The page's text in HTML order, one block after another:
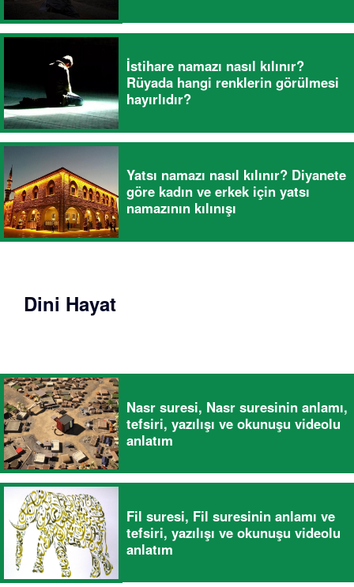
İstihare namazı nasıl kılınır?
Rüyada hangi renklerin görülmesi
hayırlıdır?
Yatsı namazı nasıl kılınır? Diyanete
göre kadın ve erkek için yatsı
namazının kılınışı
Dini Hayat
Nasr suresi, Nasr suresinin anlamı,
tefsiri, yazılışı ve okunuşu videolu
anlatım
Fil suresi, Fil suresinin anlamı ve
tefsiri, yazılışı ve okunuşu videolu
anlatım